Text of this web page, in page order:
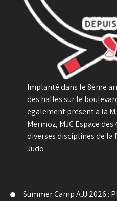
Implanté dans le 8ème
des halles sur le
egalement present a la
Mermoz, MJC Espace
diverses disciplines de la
Judo
Summer Camp AJJ 2026 :